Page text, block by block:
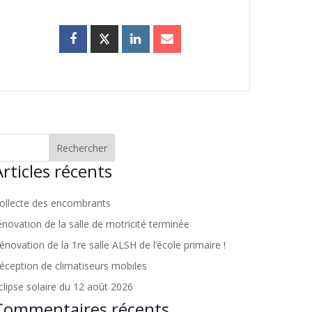
récents
des encombrants
de la salle de motricité terminée
de la 1re salle ALSH de l’école primaire !
de climatiseurs mobiles
solaire du 12 août 2026